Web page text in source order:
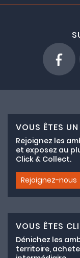
VOUS ÊTES
Rejoignez les
et exposez au
Click & Collect.
Rejoignez-nous
VOUS ÊTES
Dénichez les
territoire,